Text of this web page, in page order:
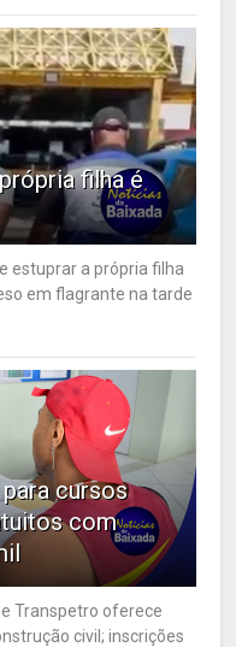
filha é
estuprar a própria filha
em flagrante na tarde
cursos
com
Transpetro oferece
civil; inscrições